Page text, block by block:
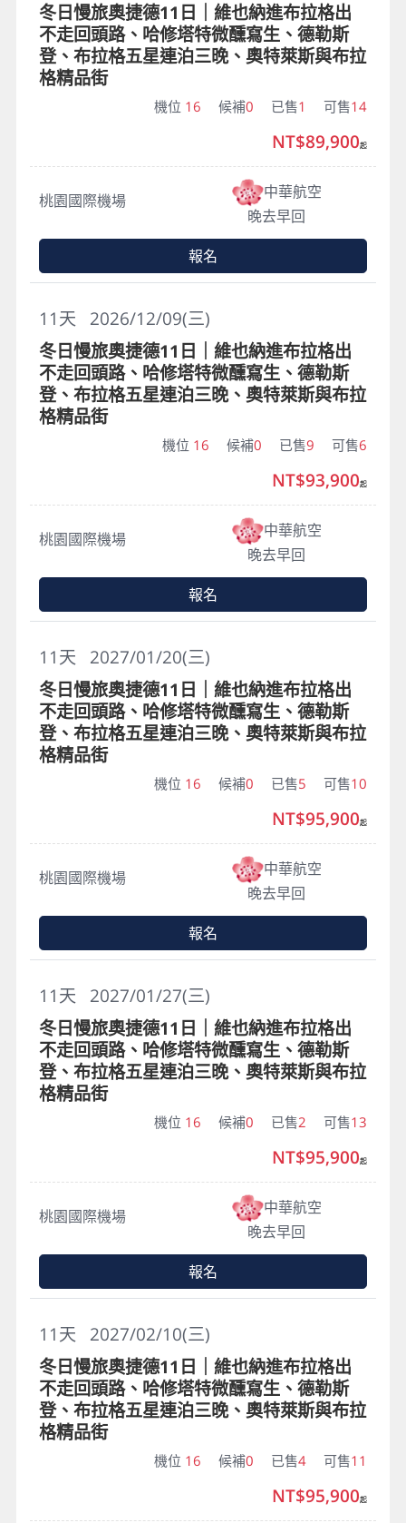
冬日慢旅奧捷德11日｜維也納進布拉格出
不走回頭路、哈修塔特微醺寫生、德勒斯
登、布拉格五星連泊三晚、奧特萊斯與布拉
格精品街
機位 16 候補0 已售1 可售14
桃園國際機場
中華航空
晚去早回
NT$89,900起
報名
2026/12/09(三)
11天
冬日慢旅奧捷德11日｜維也納進布拉格出
不走回頭路、哈修塔特微醺寫生、德勒斯
登、布拉格五星連泊三晚、奧特萊斯與布拉
格精品街
機位 16 候補0 已售9 可售6
桃園國際機場
中華航空
晚去早回
NT$93,900起
報名
2027/01/20(三)
11天
冬日慢旅奧捷德11日｜維也納進布拉格出
不走回頭路、哈修塔特微醺寫生、德勒斯
登、布拉格五星連泊三晚、奧特萊斯與布拉
格精品街
機位 16 候補0 已售5 可售10
桃園國際機場
中華航空
晚去早回
NT$95,900起
報名
2027/01/27(三)
11天
冬日慢旅奧捷德11日｜維也納進布拉格出
不走回頭路、哈修塔特微醺寫生、德勒斯
登、布拉格五星連泊三晚、奧特萊斯與布拉
格精品街
機位 16 候補0 已售2 可售13
桃園國際機場
中華航空
晚去早回
NT$95,900起
報名
2027/02/10(三)
11天
冬日慢旅奧捷德11日｜維也納進布拉格出
不走回頭路、哈修塔特微醺寫生、德勒斯
登、布拉格五星連泊三晚、奧特萊斯與布拉
格精品街
機位 16 候補0 已售4 可售11
NT$95,900起